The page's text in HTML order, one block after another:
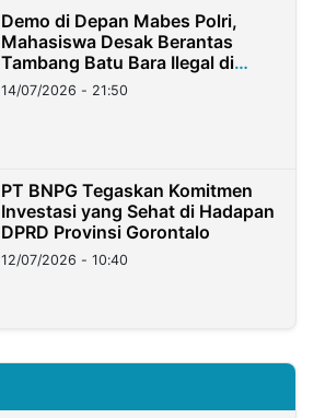
Demo di Depan Mabes Polri,
Mahasiswa Desak Berantas
Tambang Batu Bara Ilegal di
Lampung
14/07/2026 - 21:50
PT BNPG Tegaskan Komitmen
Investasi yang Sehat di Hadapan
DPRD Provinsi Gorontalo
12/07/2026 - 10:40